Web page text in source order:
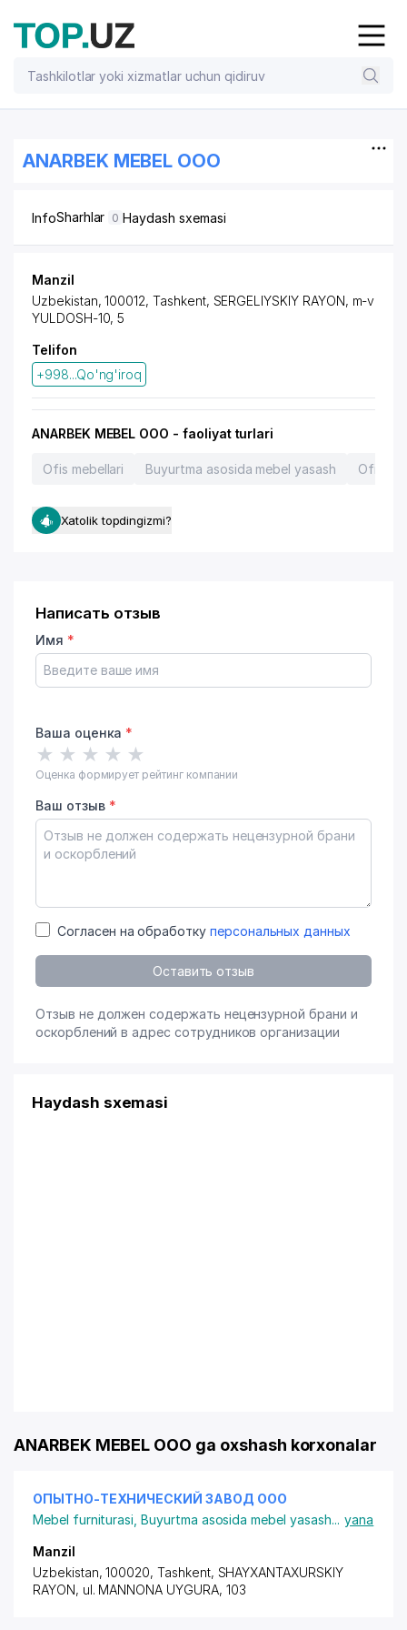
ANARBEK MEBEL OOO
InfoSharhlar 0 Haydash sxemasi
Manzil
Uzbekistan, 100012, Tashkent, SERGELIYSKIY RAYON, m-v
YULDOSH-10, 5
Telifon
+998...Qo'ng'iroq
ANARBEK MEBEL OOO - faoliyat turlari
Ofis mebellari Buyurtma asosida mebel yasash Ofis
Xatolik topdingizmi?
Написать отзыв
Имя *
Ваша оценка *
★ ★ ★ ★ ★
Оценка формирует рейтинг компании
Ваш отзыв *
Согласен на обработку персональных данных
Оставить отзыв
Отзыв не должен содержать нецензурной брани и
оскорблений в адрес сотрудников организации
Haydash sxemasi
ANARBEK MEBEL OOO ga oxshash korxonalar
ОПЫТНО-ТЕХНИЧЕСКИЙ ЗАВОД ООО
Mebel furniturasi ,Buyurtma asosida mebel yasash... yana
Manzil
Uzbekistan, 100020, Tashkent, SHAYXANTAXURSKIY
RAYON, ul. MANNONA UYGURA, 103